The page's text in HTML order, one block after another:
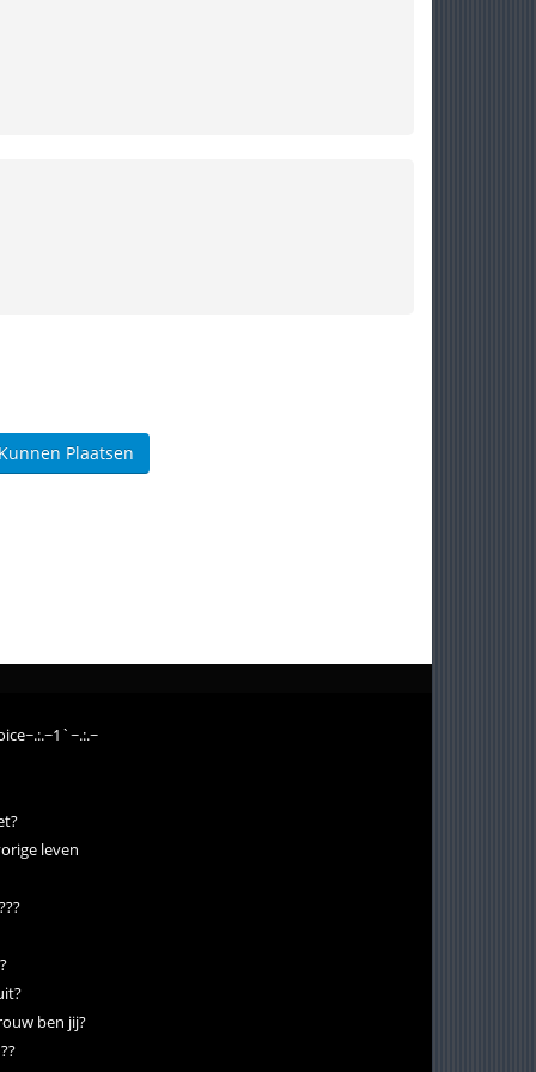
Plaatsen
leven
ben jij?